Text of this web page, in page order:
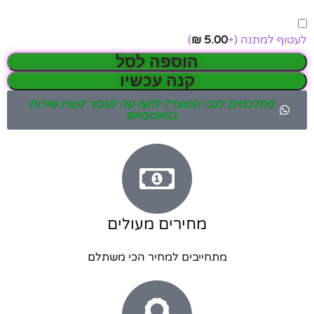
לעטוף למתנה (+
5.00
₪
)
הוספה לסל
קנה עכשיו
מתלבטים לגבי המוצר? לחצו פה לעבור לנציג שירות
בוואטסאפ
מחירים מעולים
מתחייבים למחיר הכי משתלם